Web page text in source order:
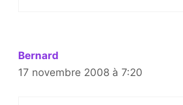
Bernard
17 novembre 2008 à 7:20